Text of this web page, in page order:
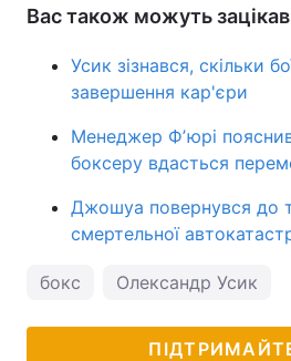
Вас також можуть
Усик зізнався, скільки
завершення кар'єри
Менеджер Фʼюрі
боксеру вдасться
Джошуа повернувся до
смертельної
бокс Олександр Усик